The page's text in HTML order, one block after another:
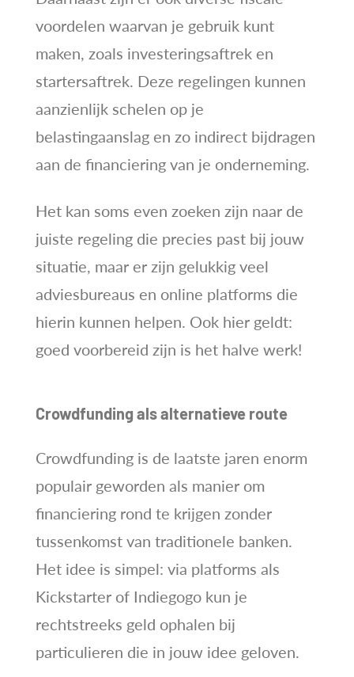
voordelen waarvan je gebruik kunt
maken, zoals investeringsaftrek en
startersaftrek. Deze regelingen kunnen
aanzienlijk schelen op je
belastingaanslag en zo indirect bijdragen
aan de financiering van je onderneming.
Het kan soms even zoeken zijn naar de
juiste regeling die precies past bij jouw
situatie, maar er zijn gelukkig veel
adviesbureaus en online platforms die
hierin kunnen helpen. Ook hier geldt:
goed voorbereid zijn is het halve werk!
Crowdfunding als alternatieve route
Crowdfunding is de laatste jaren enorm
populair geworden als manier om
financiering rond te krijgen zonder
tussenkomst van traditionele banken.
Het idee is simpel: via platforms als
Kickstarter of Indiegogo kun je
rechtstreeks geld ophalen bij
particulieren die in jouw idee geloven.